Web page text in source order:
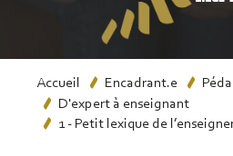
d'Ariane
Accueil Encadrant.e
D'expert à enseignant
1 - Petit lexique de